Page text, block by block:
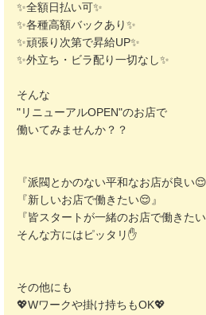
✨全額日払い可✨
✨各種高額バックあり✨
✨頑張り次第で昇給UP✨
✨外立ち・ビラ配り一切なし✨
そんな
"リニューアルOPEN"のお店で
働いてみませんか？？
『派閥とかのない平和なお店が良い😌
『新しいお店で働きたい😌』
『皆スタートが一緒のお店で働きたい
そんな方にはピッタリ✋
その他にも
💖Wワークや掛け持ちもOK💖